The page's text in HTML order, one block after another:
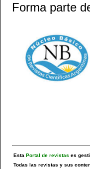
Forma parte
EstaPortal de revistas es
Todas las revistas y sus